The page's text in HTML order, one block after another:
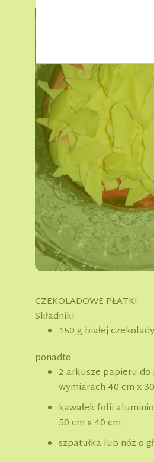
CZEKOLADOWE PŁATKI
Składniki:
150 g białej czekolady
ponadto
2 arkusze papieru do
wymiarach 40 cm x
kawałek folii
50 cm x 40 cm
szpatułka lub nóż o